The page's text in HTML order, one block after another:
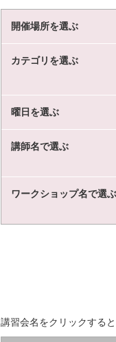
開催場所を選ぶ
カテゴリを選ぶ
曜日を選ぶ
講師名で選ぶ
ワークショップ名で選ぶ
講習会名をクリックする